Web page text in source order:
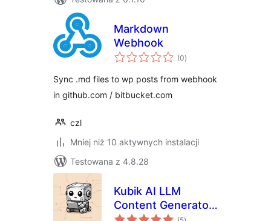
Markdown
Webhook
(0wszystkich
ocen
)
Sync .md files to wp posts from webhook
in github.com / bitbucket.com
czl
Mniej niż 10 aktywnych instalacji
Testowana z 4.8.28
Kubik AI LLM
Content Generator
wszystkich